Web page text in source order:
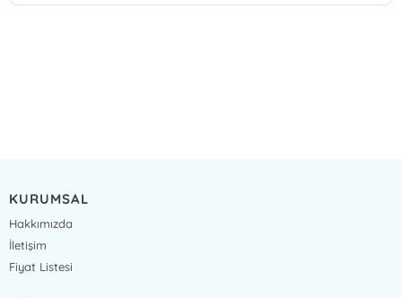
KURUMSAL
Hakkımızda
İletişim
Fiyat Listesi